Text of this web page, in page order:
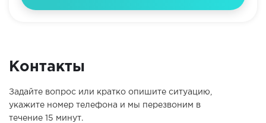
Контакты
Задайте вопрос или кратко опишите ситуацию,
укажите номер телефона и мы перезвоним в
течение 15 минут.